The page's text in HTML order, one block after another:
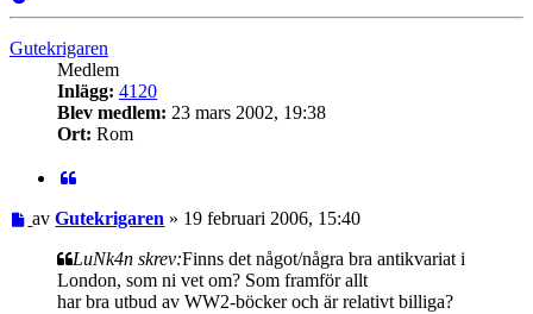
Gutekrigaren
Medlem
Inlägg: 4120
Blev medlem: 23 mars 2002, 19:38
Ort: Rom
Inlägg
avGutekrigaren » 19 februari 2006, 15:40
LuNk4n skrev:Finns det något/några bra antikvariat i
London, som ni vet om? Som framför allt
har bra utbud av WW2-böcker och är relativt billiga?